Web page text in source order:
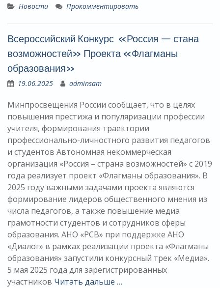
Новости Прокомментировать
Всероссийский Конкурс «Россия — стана
возможностей» Проекта «Флагманы
образования»
19.06.2025 adminsam
Минпросвещения России сообщает, что в целях
повышения престижа и популяризации профессии
учителя, формирования траектории
профессионально-личностного развития педагогов
и студентов Автономная некоммерческая
организация «Россия – страна возможностей» с 2019
года реализует проект «Флагманы образования». В
2025 году важными задачами проекта являются
формирование лидеров общественного мнения из
числа педагогов, а также повышение медиа
грамотности студентов и сотрудников сферы
образования. АНО «РСВ» при поддержке АНО
«Диалог» в рамках реализации проекта «Флагманы
образования» запустили конкурсный трек «Медиа».
5 мая 2025 года для зарегистрированных
участников Читать дальше …